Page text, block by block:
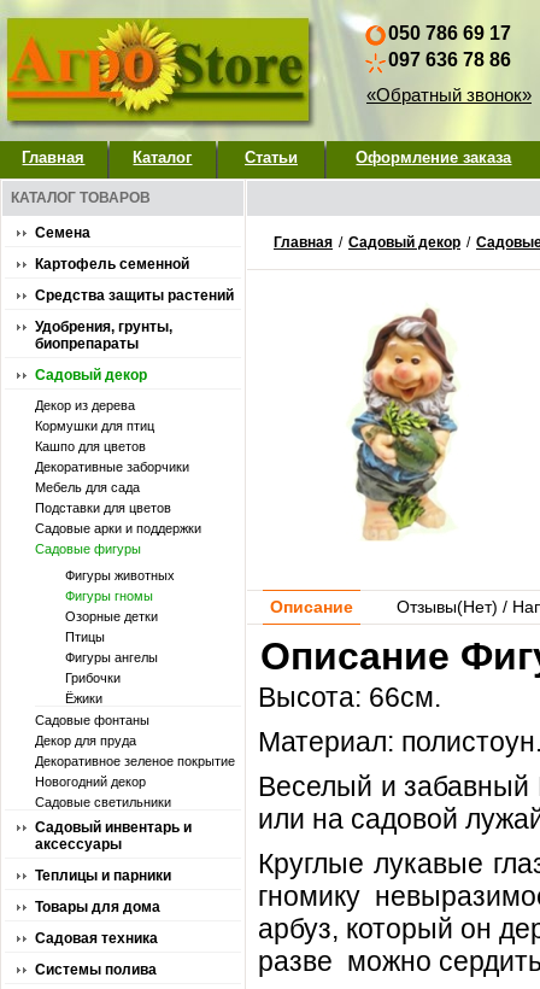
050 786 69 17
097 636 78 86
«Обратный звонок»
Главная Каталог Статьи Оформление заказа
КАТАЛОГ ТОВАРОВ
Семена
Картофель семенной
Средства защиты растений
Удобрения, грунты,
биопрепараты
Садовый декор
Декор из дерева
Кормушки для птиц
Кашпо для цветов
Декоративные заборчики
Мебель для сада
Подставки для цветов
Садовые арки и поддержки
Садовые фигуры
Фигуры животных
Фигуры гномы
Озорные детки
Птицы
Фигуры ангелы
Грибочки
Ёжики
Садовые фонтаны
Декор для пруда
Декоративное зеленое покрытие
Новогодний декор
Садовые светильники
Садовый инвентарь и
аксессуары
Теплицы и парники
Товары для дома
Садовая техника
Системы полива
Главная / Садовый декор /
Описание Отзывы(Нет) /
Описание
Высота: 66см.
Материал:
Веселый и забавный
или на садовой
Круглые лукавые
гномику
арбуз, который он
разве можно